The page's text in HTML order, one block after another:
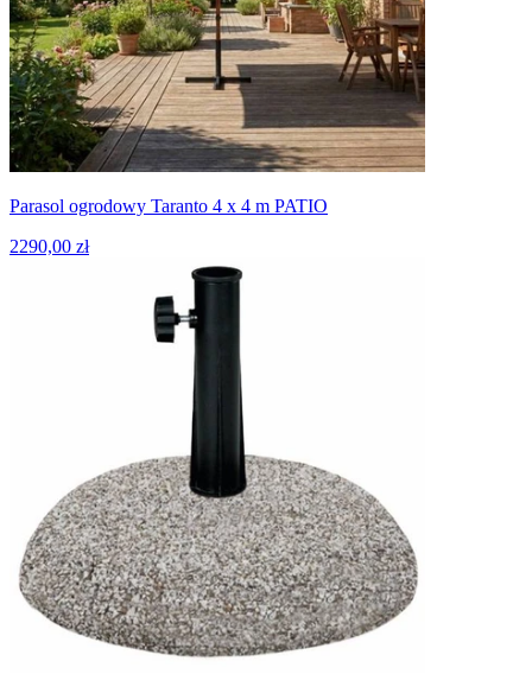
Parasol ogrodowy Taranto 4 x 4 m PATIO
2290,00 zł